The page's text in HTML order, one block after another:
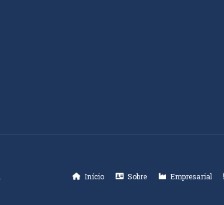
Início Sobre Empresarial